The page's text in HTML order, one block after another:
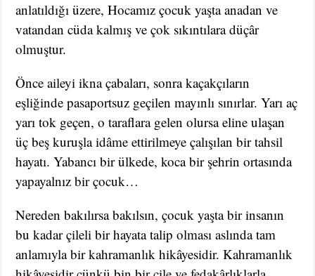
anlatıldığı üzere, Hocamız çocuk yaşta anadan ve
vatandan cüda kalmış ve çok sıkıntılara düçâr
olmuştur.
Önce aileyi ikna çabaları, sonra kaçakçıların
eşliğinde pasaportsuz geçilen mayınlı sınırlar. Yarı aç
yarı tok geçen, o taraflara gelen olursa eline ulaşan
üç beş kuruşla idâme ettirilmeye çalışılan bir tahsil
hayatı. Yabancı bir ülkede, koca bir şehrin ortasında
yapayalnız bir çocuk…
Nereden bakılırsa bakılsın, çocuk yaşta bir insanın
bu kadar çileli bir hayata talip olması aslında tam
anlamıyla bir kahramanlık hikâyesidir. Kahramanlık